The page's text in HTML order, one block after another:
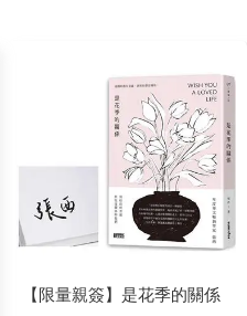
【限量親簽】是花季的關係